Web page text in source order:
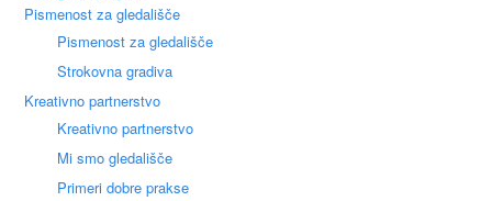
Pismenost za gledališče
Pismenost za gledališče
Strokovna gradiva
Kreativno partnerstvo
Kreativno partnerstvo
Mi smo gledališče
Primeri dobre prakse